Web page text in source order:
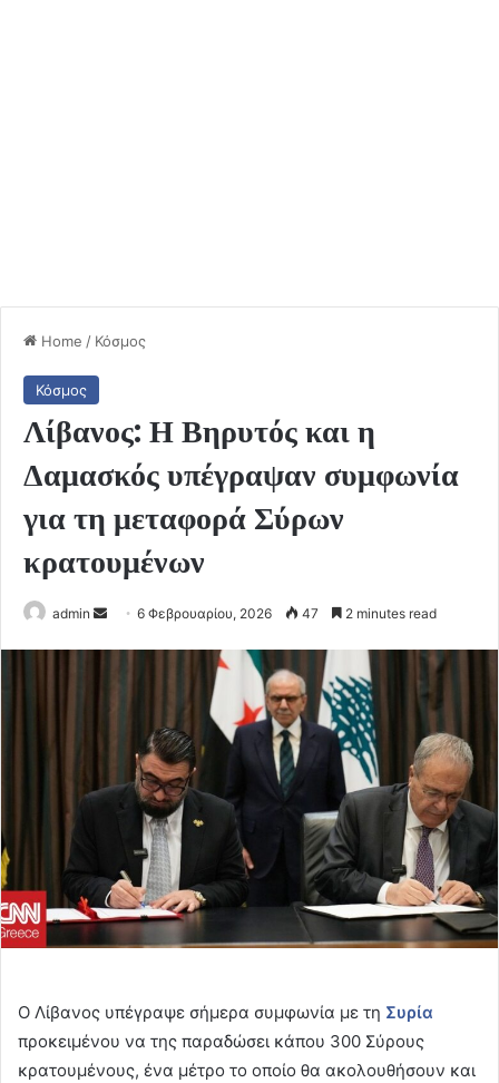
Home / Κόσμος
Κόσμος
Λίβανος: Η Βηρυτός και η
Δαμασκός υπέγραψαν συμφωνία
για τη μεταφορά Σύρων
κρατουμένων
admin
Send6 Φεβρουαρίου, 2026 47 2 minutes read
Ο Λίβανος υπέγραψε σήμερα συμφωνία με τη Συρία
προκειμένου να της παραδώσει κάπου 300 Σύρους
κρατουμένους, ένα μέτρο το οποίο θα ακολουθήσουν και